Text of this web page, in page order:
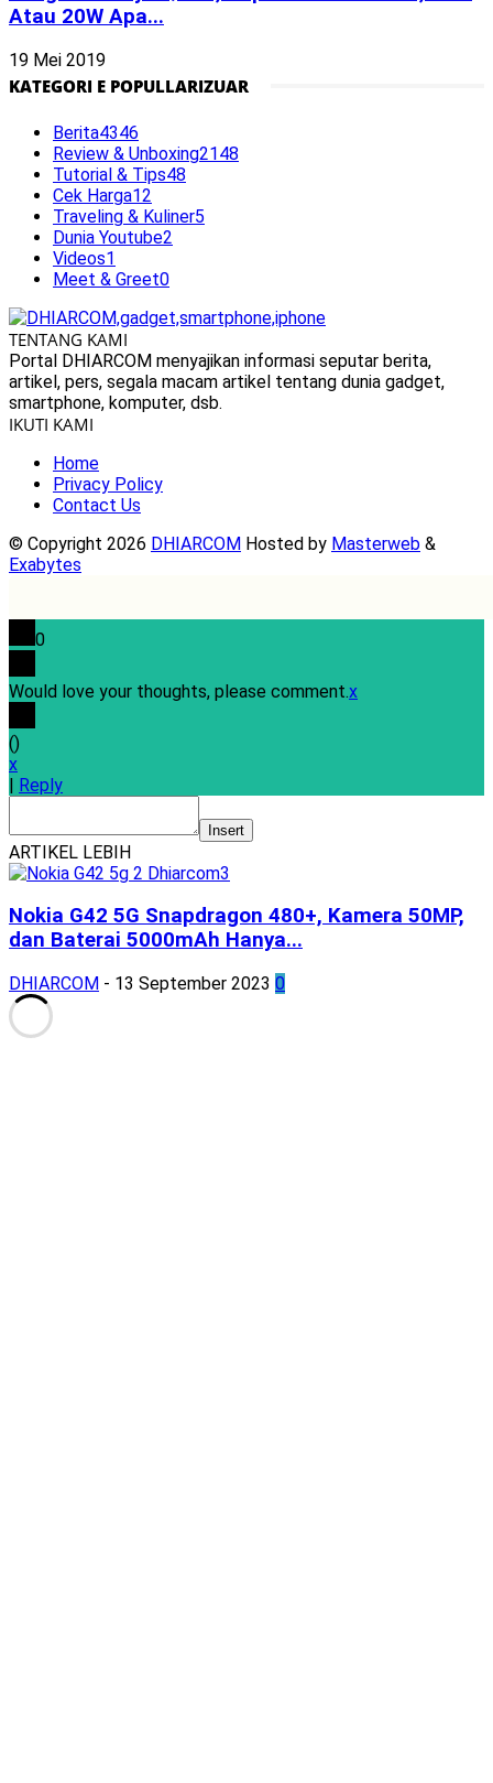
Atau 20W Apa...
19 Mei 2019
KATEGORI E POPULLARIZUAR
Berita4346
Review & Unboxing2148
Tutorial & Tips48
Cek Harga12
Traveling & Kuliner5
Dunia Youtube2
Videos1
Meet & Greet0
TENTANG KAMI
Portal DHIARCOM menyajikan informasi seputar berita,
artikel, pers, segala macam artikel tentang dunia gadget,
smartphone, komputer, dsb.
IKUTI KAMI
Home
Privacy Policy
Contact Us
© Copyright 2026 DHIARCOM Hosted by Masterweb &
Exabytes
0
Would love your thoughts, please comment.x
()
x
| Reply
Insert
ARTIKEL LEBIH
Nokia G42 5G Snapdragon 480+, Kamera 50MP,
dan Baterai 5000mAh Hanya...
DHIARCOM - 13 September 2023 0